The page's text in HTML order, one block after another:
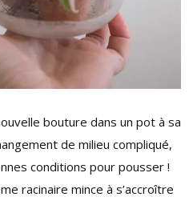
bouture dans un pot à sa
de milieu compliqué,
conditions pour pousser !
racinaire mince à s’accroître